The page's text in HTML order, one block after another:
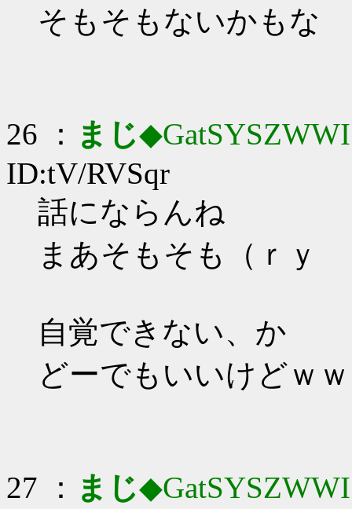
そもそもないかもな
26 ： まじ◆GatSYSZWWI
ID:tV/RVSqr
話にならんね
まあそもそも（ｒｙ
自覚できない、か
どーでもいいけどｗｗ
27 ： まじ◆GatSYSZWWI